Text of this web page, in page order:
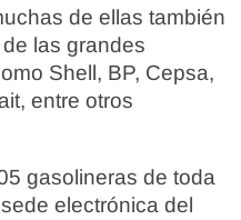
de ellas también
las grandes
Shell, BP, Cepsa,
entre otros
gasolineras de toda
electrónica del